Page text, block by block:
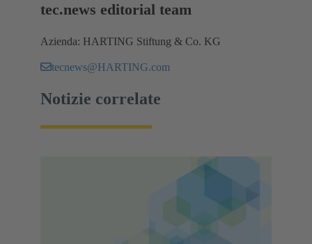
tec.news editorial team
Azienda: HARTING Stiftung & Co. KG
tecnews@HARTING.com
Notizie correlate